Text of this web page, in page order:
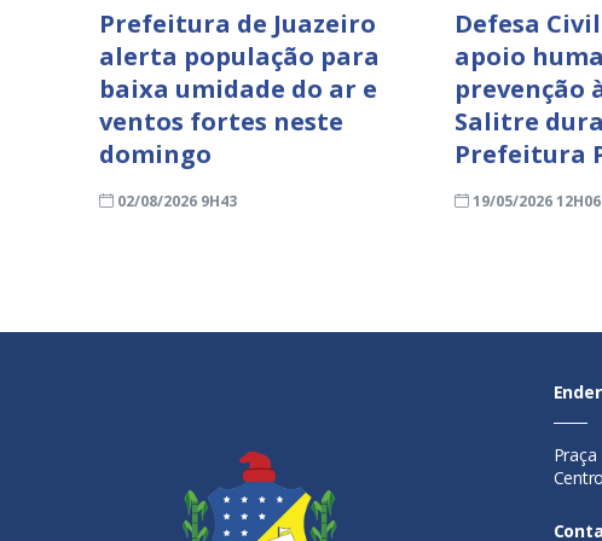
Prefeitura de Juazeiro
alerta população para
baixa umidade do ar e
ventos fortes neste
domingo
02/08/2026 9H43
Defesa
apoio
prevenção
Salitre
Prefeitura
19/05/2026 12H06